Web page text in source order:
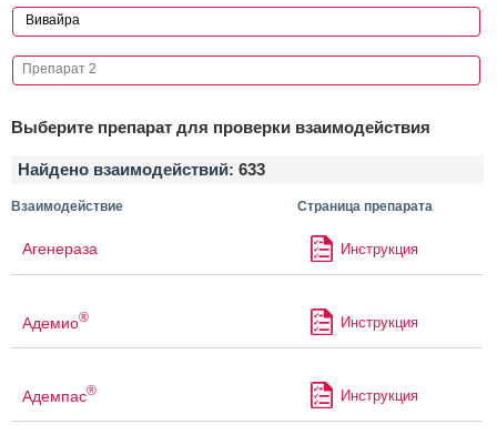
Выберите препарат для проверки взаимодействия
Найдено взаимодействий: 633
Взаимодействие Страница препарата
Агенераза Инструкция
Адемио® Инструкция
Адемпас® Инструкция